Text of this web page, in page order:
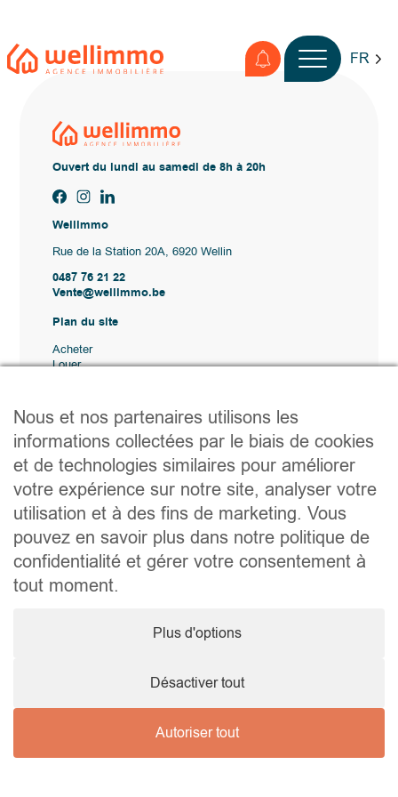
FR
Ouvert du lundi au samedi de 8h à 20h
Wellimmo
Rue de la Station 20A, 6920 Wellin
0487 76 21 22
Vente@wellimmo.be
Plan du site
Acheter
Louer
Contact
Liens utiles
Conseils pratiques pour vendre ou louer
Préparer un déménagement
Documents utiles
Notaire.be
Société
TVA. BE 0464.629.802 • IPI : 510350 RC professionnelle et
cautionnement via AXA Belgium SA – police n° 730.390.160
Protection des données personnelles•Mentions légales
Nous et nos partenaires utilisons les
informations collectées par le biais de cookies
et de technologies similaires pour améliorer
votre expérience sur notre site, analyser votre
utilisation et à des fins de marketing. Vous
pouvez en savoir plus dans notre politique de
confidentialité et gérer votre consentement à
tout moment.
Plus d'options
Désactiver tout
Autoriser tout